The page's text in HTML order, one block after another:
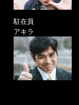
駐在員
アキラ